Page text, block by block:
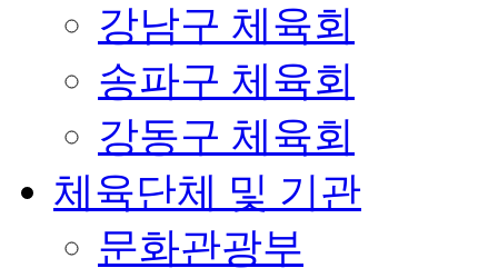
강남구 체육회
송파구 체육회
강동구 체육회
체육단체 및 기관
문화관광부